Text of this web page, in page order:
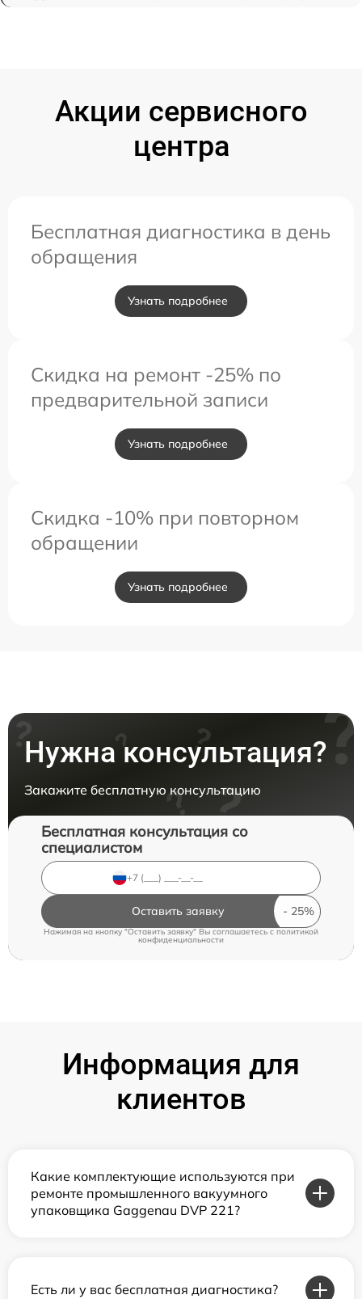
Акции сервисного
центра
Бесплатная диагностика в день
обращения
Узнать подробнее
Скидка на ремонт -25% по
предварительной записи
Узнать подробнее
Скидка -10% при повторном
обращении
Узнать подробнее
Нужна консультация?
Закажите бесплатную консультацию
Бесплатная консультация со
специалистом
Оставить заявку
Нажимая на кнопку "Оставить заявку" Вы соглашаетесь cполитикой
конфиденциальности
Информация для
клиентов
Какие комплектующие используются при
ремонте промышленного вакуумного
упаковщика Gaggenau DVP 221?
Есть ли у вас бесплатная диагностика?